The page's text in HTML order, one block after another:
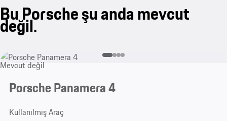
Bu Porsche şu anda mevcut
değil.
Mevcut değil
Porsche Panamera 4
Kullanılmış Araç